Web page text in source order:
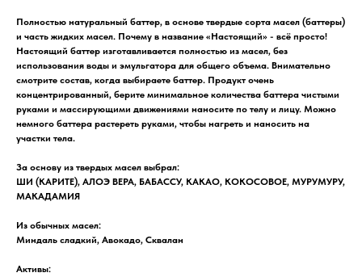
Полностью натуральный баттер, в основе твердые сорта масел (баттеры)
и часть жидких масел. Почему в название «Настоящий» - всё просто!
Настоящий баттер изготавливается полностью из масел, без
использования воды и эмульгатора для общего объема. Внимательно
смотрите состав, когда выбираете баттер. Продукт очень
концентрированный, берите минимальное количества баттера чистыми
руками и массирующими движениями наносите по телу и лицу. Можно
немного баттера растереть руками, чтобы нагреть и наносить на
участки тела.
За основу из твердых масел выбрал:
ШИ (КАРИТЕ), АЛОЭ ВЕРА, БАБАССУ, КАКАО, КОКОСОВОЕ, МУРУМУРУ,
МАКАДАМИЯ
Из обычных масел:
Миндаль сладкий, Авокадо, Сквалан
Активы: